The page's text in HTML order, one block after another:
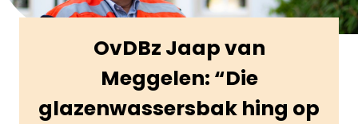
OvDBz Jaap van
Meggelen: “Die
glazenwassersbak hing op